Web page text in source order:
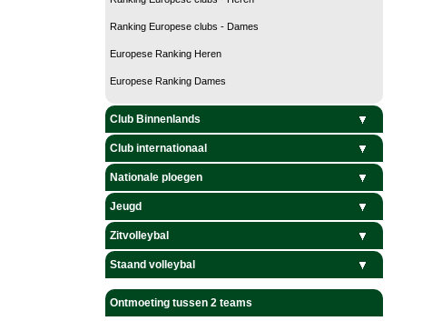
Ranking Europese clubs - Dames
Europese Ranking Heren
Europese Ranking Dames
Club Binnenlands
Club internationaal
Nationale ploegen
Jeugd
Zitvolleybal
Staand volleybal
Ontmoeting tussen 2 teams